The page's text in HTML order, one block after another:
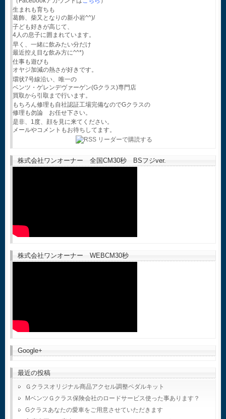
生まれも育ちも
葛飾、柴又となりの新小岩^^)/
子ども好きが高じて、
4人の息子に囲まれています。
早く、一緒に飲みたい分だけ
最近控え目な飲み方に^^*)
仕事も遊びも
オヤジ加減の熱さが好きです。
環状7号線沿い、唯一の
ベンツ・ゲレンデヴァーゲン(Gクラス)専門店
買取から引取まで行います。
もちろん修理も自社認証工場完備なのでGクラスの
修理も勿論 お任せ下さい。
是非、1度、顔を見に来てください。
メールやコメントもお待ちしてます。
株式会社ワンオーナー 全国CM30秒 BSフジver.
株式会社ワンオーナー WEBCM30秒
Google+
最近の投稿
Ｇクラスオリジナル商品アクセル調整ペダルキット
MベンツＧクラス保険会社のロードサービス使った事あります？
Gクラスあなたの愛車をご用意させていただきます